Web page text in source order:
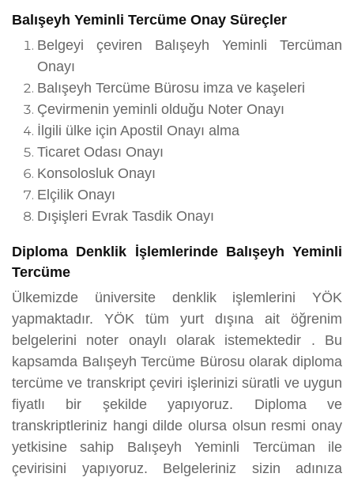
Balışeyh Yeminli Tercüme Onay Süreçler
Belgeyi çeviren Balışeyh Yeminli Tercüman
Onayı
Balışeyh Tercüme Bürosu imza ve kaşeleri
Çevirmenin yeminli olduğu Noter Onayı
İlgili ülke için Apostil Onayı alma
Ticaret Odası Onayı
Konsolosluk Onayı
Elçilik Onayı
Dışişleri Evrak Tasdik Onayı
Diploma Denklik İşlemlerinde Balışeyh Yeminli
Tercüme
Ülkemizde üniversite denklik işlemlerini YÖK
yapmaktadır. YÖK tüm yurt dışına ait öğrenim
belgelerini noter onaylı olarak istemektedir . Bu
kapsamda Balışeyh Tercüme Bürosu olarak diploma
tercüme ve transkript çeviri işlerinizi süratli ve uygun
fiyatlı bir şekilde yapıyoruz. Diploma ve
transkriptleriniz hangi dilde olursa olsun resmi onay
yetkisine sahip Balışeyh Yeminli Tercüman ile
çevirisini yapıyoruz. Belgeleriniz sizin adınıza